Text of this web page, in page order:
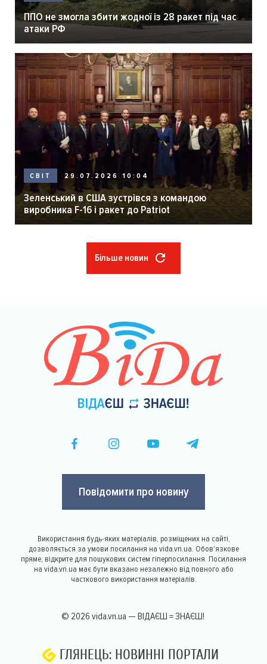
ППО не змогла збити жодної із 28 ракет під час
атаки РФ
СВІТ 29.07.2026 10:04
Зеленський в США зустрівся з командою
виробника F-16 і ракет до Patriot
Більше новин
Повідомити про новину
Використання будь-яких матеріалів, розміщених на сайті,
дозволяється за умови посилання на vida.vn.ua. Обов'язкове
пряме, відкрите для пошукових систем гіперпосилання. Посилання
на vida.vn.ua має бути вказано незалежно від повного або
часткового використання матеріалів.
© 2026 vida.vn.ua — ВІДАЄШ = ЗНАЄШ!
ГЛЯНЕЦЬ: НОВИННІ ПОРТАЛИ